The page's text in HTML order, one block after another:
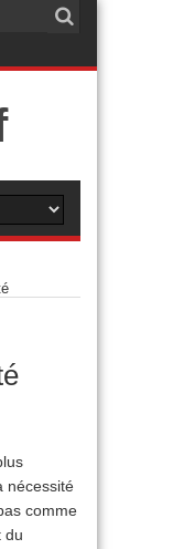
nécessité
comme
du